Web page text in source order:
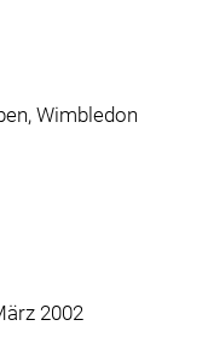
Wimbledon
2002